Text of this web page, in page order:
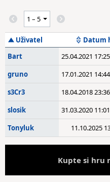
Uživatel Datum
Bart
25.04.2021
gruno 17.01.2021
s3Cr3 18.04.2018
slosik 31.03.2020
Tonyluk 11.10.2025
Kupte si hru